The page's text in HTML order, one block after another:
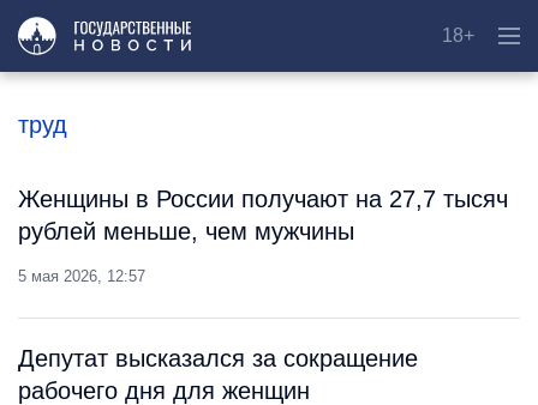
18+
труд
Женщины в России получают на 27,7 тысяч
рублей меньше, чем мужчины
5 мая 2026, 12:57
Депутат высказался за сокращение
рабочего дня для женщин